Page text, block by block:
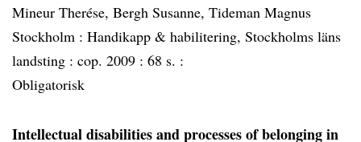
Mineur Therése, Bergh Susanne, Tideman Magnus
Stockholm : Handikapp & habilitering, Stockholms läns
landsting : cop. 2009 : 68 s. :
Obligatorisk
Intellectual disabilities and processes of belonging in